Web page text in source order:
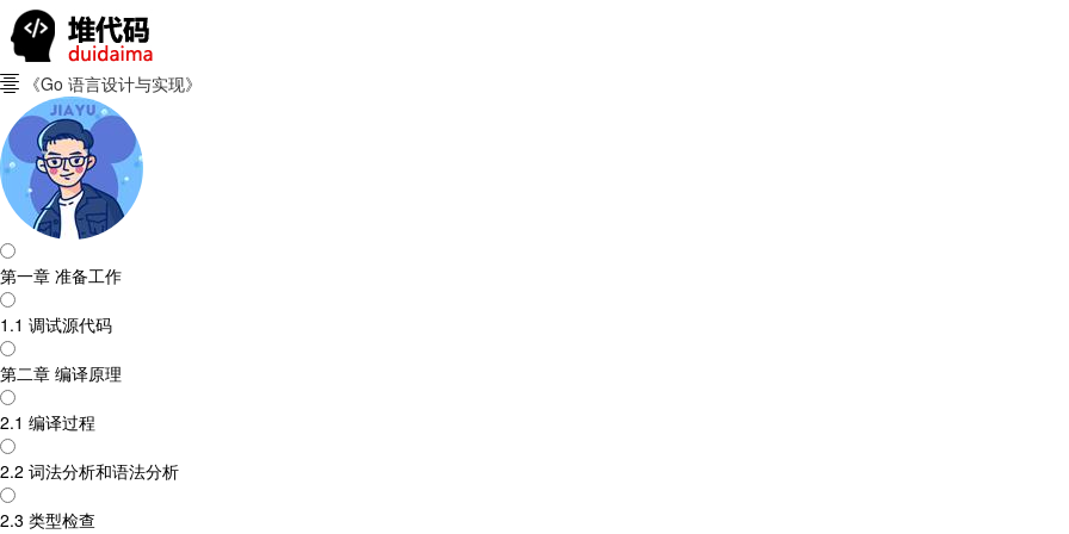
 《Go 语言设计与实现》
第一章 准备工作
1.1 调试源代码
第二章 编译原理
2.1 编译过程
2.2 词法分析和语法分析
2.3 类型检查